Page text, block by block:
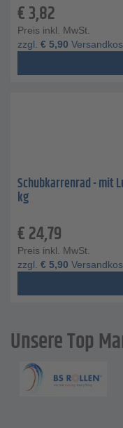
€3,82
Preis inkl. MwSt.
zzgl. € 5,90
Schubkarrenrad - mit
kg
€24,79
Preis inkl. MwSt.
zzgl. € 5,90
Unsere Top